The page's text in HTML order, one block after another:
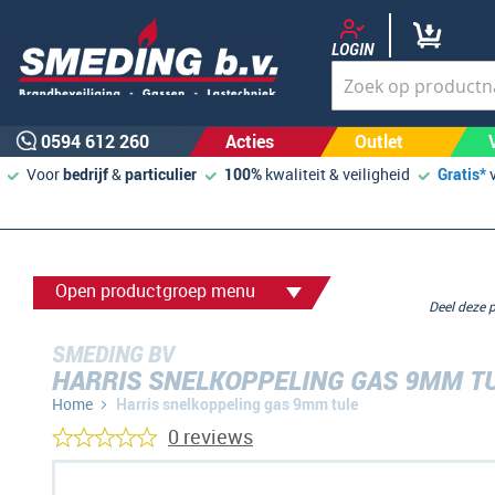
LOGIN
0594 612 260 Acties Outlet
Voorbedrijf&particulier 100% kwaliteit & veiligheid Gratis*
Open productgroep menu
SMEDING BV
HARRIS SNELKOPPELING GAS 9MM
Home Harris snelkoppeling gas 9mm tule
Deel
0 reviews
Ga